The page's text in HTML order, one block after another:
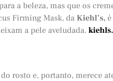
a beleza, mas que os
Firming Mask, da Kiehl’s,
a pele aveludada.
rosto e, portanto, merece